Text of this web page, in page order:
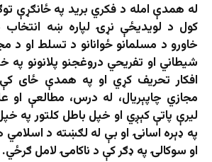
له همدې امله د فکري برید په ځانګړې
کول د لویدیځې نړۍ لپاره ښه
خاورو د مسلمانو ځوانانو د تسلط او د
شیطاني او تفریحي دروغجنو پلانونو
افکار تحریف کړي او په همدې ځای
مجازي چاپېریال، له درس، مطالعې
لیرې پاتې کېږي او خپل باطل کلتور په
په ډېره اسانۍ او بې له لګښته د
او سوکالۍ په ډګر کې د ناکامۍ لامل ګرځي.